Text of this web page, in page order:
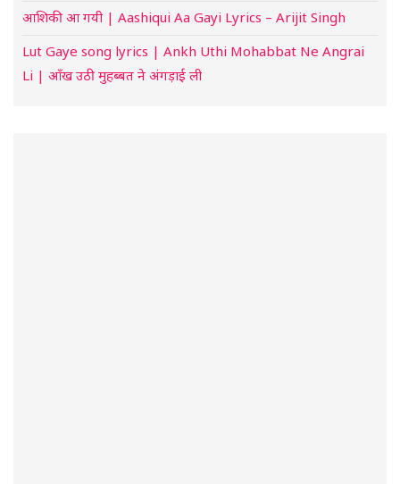
आशिकी आ गयी | Aashiqui Aa Gayi Lyrics – Arijit Singh
Lut Gaye song lyrics | Ankh Uthi Mohabbat Ne Angrai
Li | आँख उठी मुहब्बत ने अंगड़ाई ली